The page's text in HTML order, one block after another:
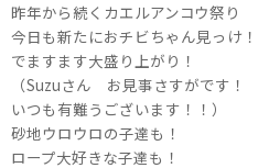
昨年から続くカエルアンコウ祭り
今日も新たにおチビちゃん見っけ！
でますます大盛り上がり！
（Suzuさん お見事さすがです！
いつも有難うございます！！）
砂地ウロウロの子達も！
ロープ大好きな子達も！